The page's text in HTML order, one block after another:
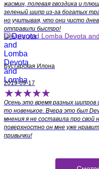
жасмин, полевая гвоздика и
зеленый шипр из-за богатых
но учитывая, что они чисто
отправили быстро!
Devota and Lomba Devota
Бустарская Илона
2019-09-17
Осень это время разных шипров
то новенькое. Вчера это был
мнения я не составила про
поверхностно он мне уже
привычки!